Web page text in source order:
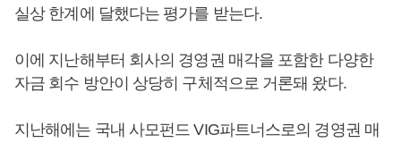
실상 한계에 달했다는 평가를 받는다.
이에 지난해부터 회사의 경영권 매각을 포함한 다양한
자금 회수 방안이 상당히 구체적으로 거론돼 왔다.
지난해에는 국내 사모펀드 VIG파트너스로의 경영권 매